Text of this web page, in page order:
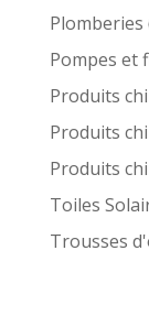
Plomberies
Pompes et
Produits
Produits
Produits
Toiles
Trousses